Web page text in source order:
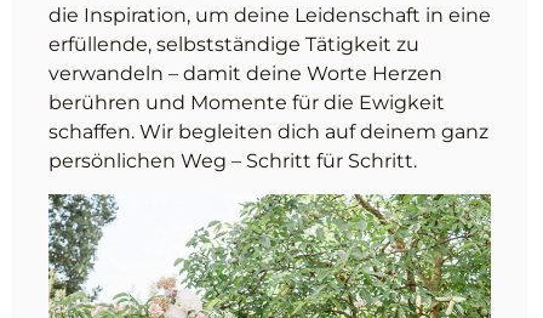
die Inspiration, um deine Leidenschaft in eine
erfüllende, selbstständige Tätigkeit zu
verwandeln – damit deine Worte Herzen
berühren und Momente für die Ewigkeit
schaffen. Wir begleiten dich auf deinem ganz
persönlichen Weg – Schritt für Schritt.